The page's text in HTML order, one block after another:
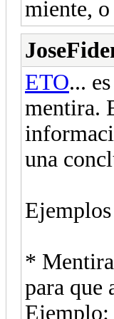
miente, o
ETO...
mentira.
una
*
para que
Ejemplo: